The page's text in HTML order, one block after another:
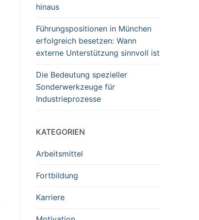
hinaus
Führungspositionen in München
erfolgreich besetzen: Wann
externe Unterstützung sinnvoll ist
Die Bedeutung spezieller
Sonderwerkzeuge für
Industrieprozesse
KATEGORIEN
Arbeitsmittel
Fortbildung
Karriere